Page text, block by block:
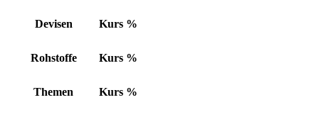
Devisen Kurs %
Rohstoffe Kurs %
Themen Kurs %